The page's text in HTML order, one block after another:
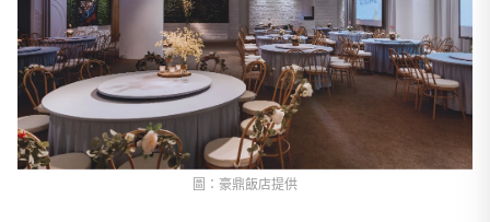
圖：豪鼎飯店提供